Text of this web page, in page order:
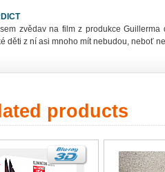
zvědav na film z produkce
děti z ní asi mnoho mít nebudou, neboť
products